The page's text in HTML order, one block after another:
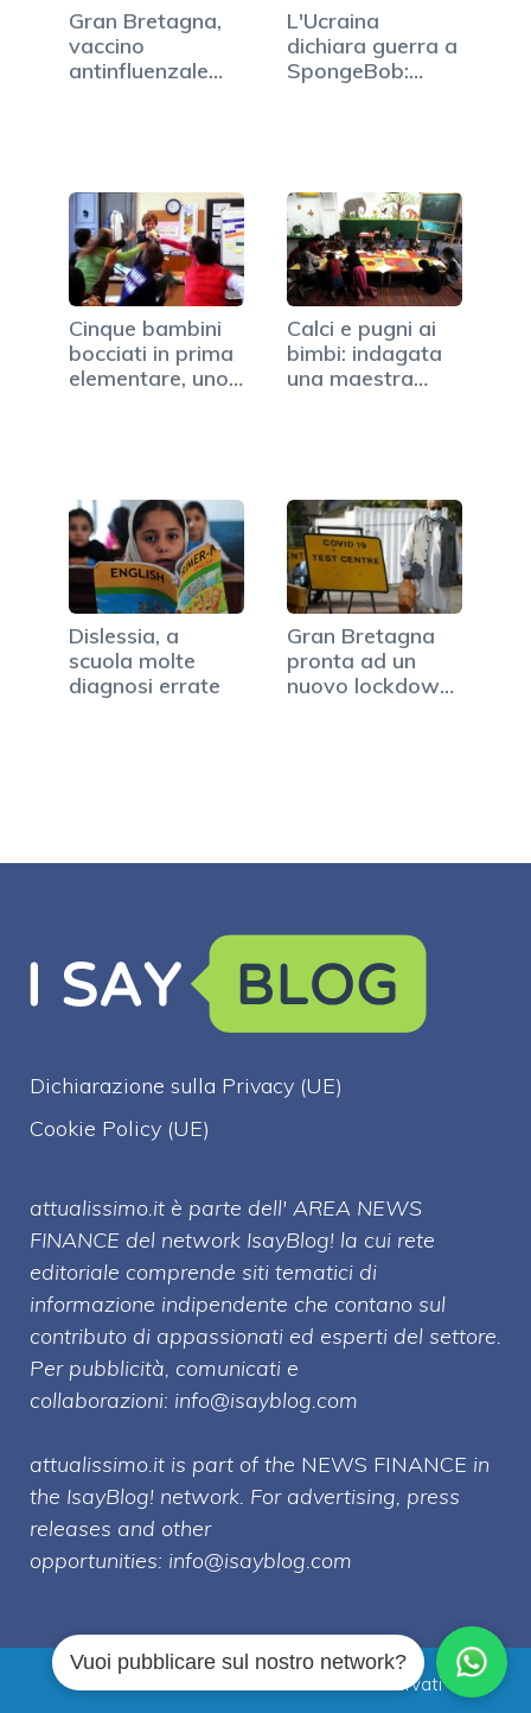
Gran Bretagna,
vaccino
antinfluenzale
L'Ucraina
dichiara guerra a
SpongeBob:
Cinque bambini
bocciati in prima
elementare, uno
Calci e pugni ai
bimbi: indagata
una maestra
Dislessia, a
scuola molte
diagnosi errate
Gran Bretagna
pronta ad un
nuovo lockdown,
Dichiarazione sulla Privacy (UE)
Cookie Policy (UE)
attualissimo.it è parte dell' AREA NEWS
FINANCE del network IsayBlog! la cui rete
editoriale comprende siti tematici di
informazione indipendente che contano sul
contributo di appassionati ed esperti del settore.
Per pubblicità, comunicati e
collaborazioni: info@isayblog.com
attualissimo.it is part of the NEWS FINANCE in
the IsayBlog! network. For advertising, press
releases and other
opportunities: info@isayblog.com
Attualissimo.it © 2026 Tutti i diritti riservati
Vuoi pubblicare sul nostro network?